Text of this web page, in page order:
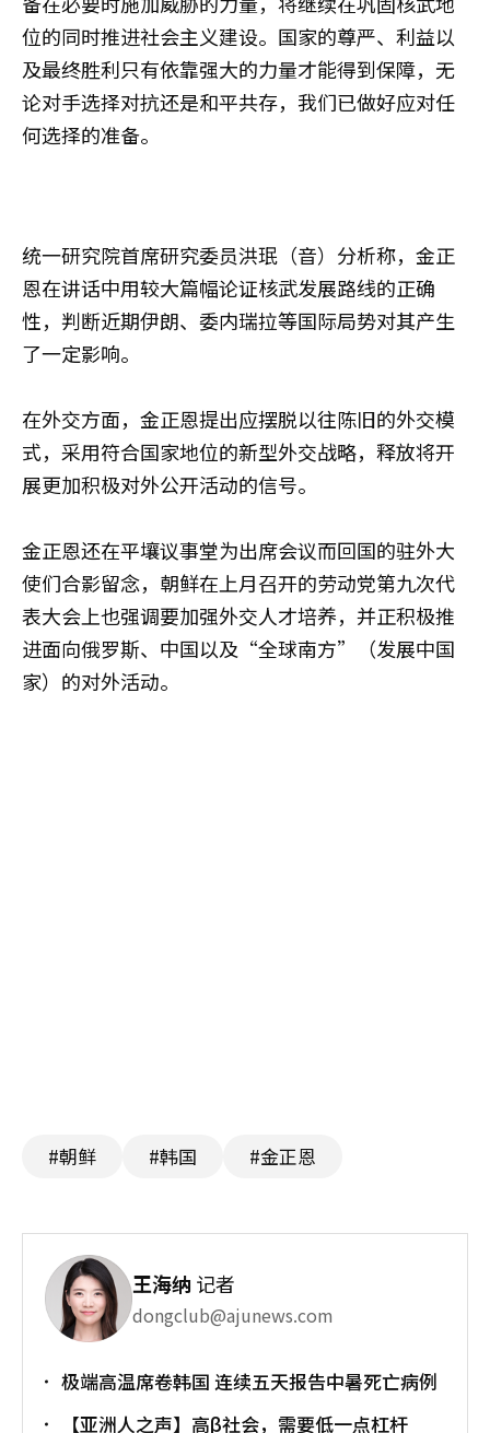
位的同时推进社会主义建设。国家的尊严、利益以
及最终胜利只有依靠强大的力量才能得到保障，无
论对手选择对抗还是和平共存，我们已做好应对任
何选择的准备。
统一研究院首席研究委员洪珉（音）分析称，金正
恩在讲话中用较大篇幅论证核武发展路线的正确
性，判断近期伊朗、委内瑞拉等国际局势对其产生
了一定影响。
在外交方面，金正恩提出应摆脱以往陈旧的外交模
式，采用符合国家地位的新型外交战略，释放将开
展更加积极对外公开活动的信号。
金正恩还在平壤议事堂为出席会议而回国的驻外大
使们合影留念，朝鲜在上月召开的劳动党第九次代
表大会上也强调要加强外交人才培养，并正积极推
进面向俄罗斯、中国以及“全球南方”（发展中国
家）的对外活动。
#朝鲜 #韩国 #金正恩
王海纳 记者
dongclub@ajunews.com
极端高温席卷韩国 连续五天报告中暑死亡病例
【亚洲人之声】高β社会，需要低一点杠杆